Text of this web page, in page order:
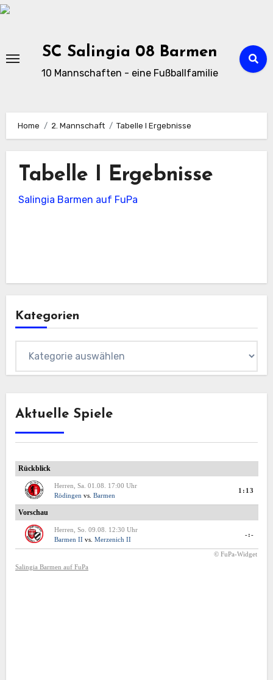
Zu
SC Salingia 08 Barmen
10 Mannschaften - eine Fußballfamilie
Home 2. Mannschaft Tabelle I Ergebnisse
Tabelle I Ergebnisse
Salingia Barmen auf FuPa
Kategorien
Aktuelle Spiele